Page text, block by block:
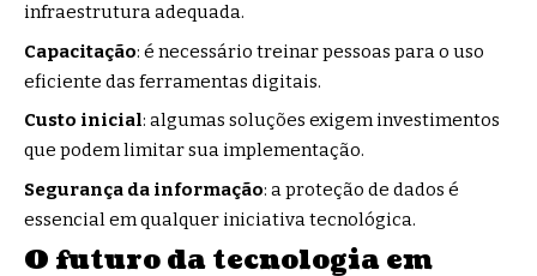
infraestrutura adequada.
Capacitação: é necessário treinar pessoas para o uso
eficiente das ferramentas digitais.
Custo inicial: algumas soluções exigem investimentos
que podem limitar sua implementação.
Segurança da informação: a proteção de dados é
essencial em qualquer iniciativa tecnológica.
O futuro da tecnologia em